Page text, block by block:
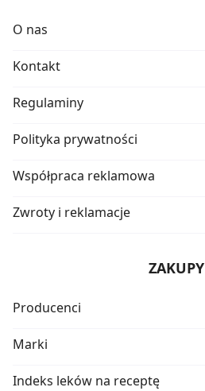
O nas
Kontakt
Regulaminy
Polityka prywatności
Współpraca reklamowa
Zwroty i reklamacje
ZAKUPY
Producenci
Marki
Indeks leków na receptę